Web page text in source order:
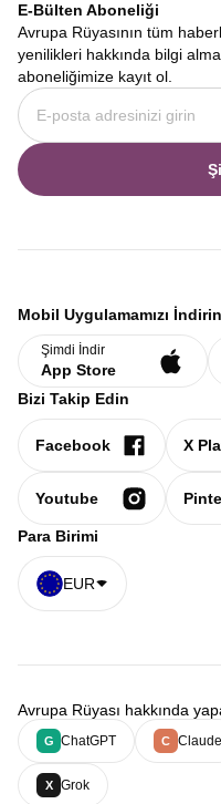
E-Bülten Aboneliği
Avrupa Rüyasının tüm
yenilikleri hakkında bilgi
aboneliğimize kayıt ol.
Mobil Uygulamamızı İndirin
Şimdi İndir
App Store
Bizi Takip Edin
Facebook X
Youtube
Para Birimi
EUR
Avrupa Rüyası hakkında
G ChatGPT C Claude
X Grok